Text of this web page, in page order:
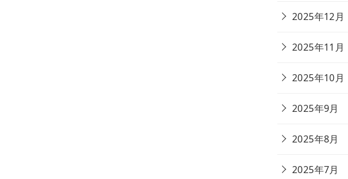
2025年12月
2025年11月
2025年10月
2025年9月
2025年8月
2025年7月